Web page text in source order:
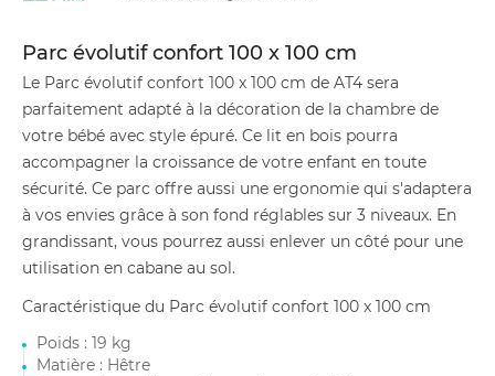
Parc évolutif confort 100 x 100 cm
Le Parc évolutif confort 100 x 100 cm de AT4 sera
parfaitement adapté à la décoration de la chambre de
votre bébé avec style épuré. Ce lit en bois pourra
accompagner la croissance de votre enfant en toute
sécurité. Ce parc offre aussi une ergonomie qui s'adaptera
à vos envies grâce à son fond réglables sur 3 niveaux. En
grandissant, vous pourrez aussi enlever un côté pour une
utilisation en cabane au sol.
Caractéristique du Parc évolutif confort 100 x 100 cm
Poids : 19 kg
Matière : Hêtre